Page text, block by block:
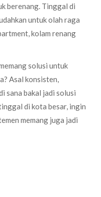
berenang. Tinggal di
untuk olah raga
kolam renang
solusi untuk
Asal konsisten,
sana bakal jadi solusi
di kota besar, ingin
memang juga jadi